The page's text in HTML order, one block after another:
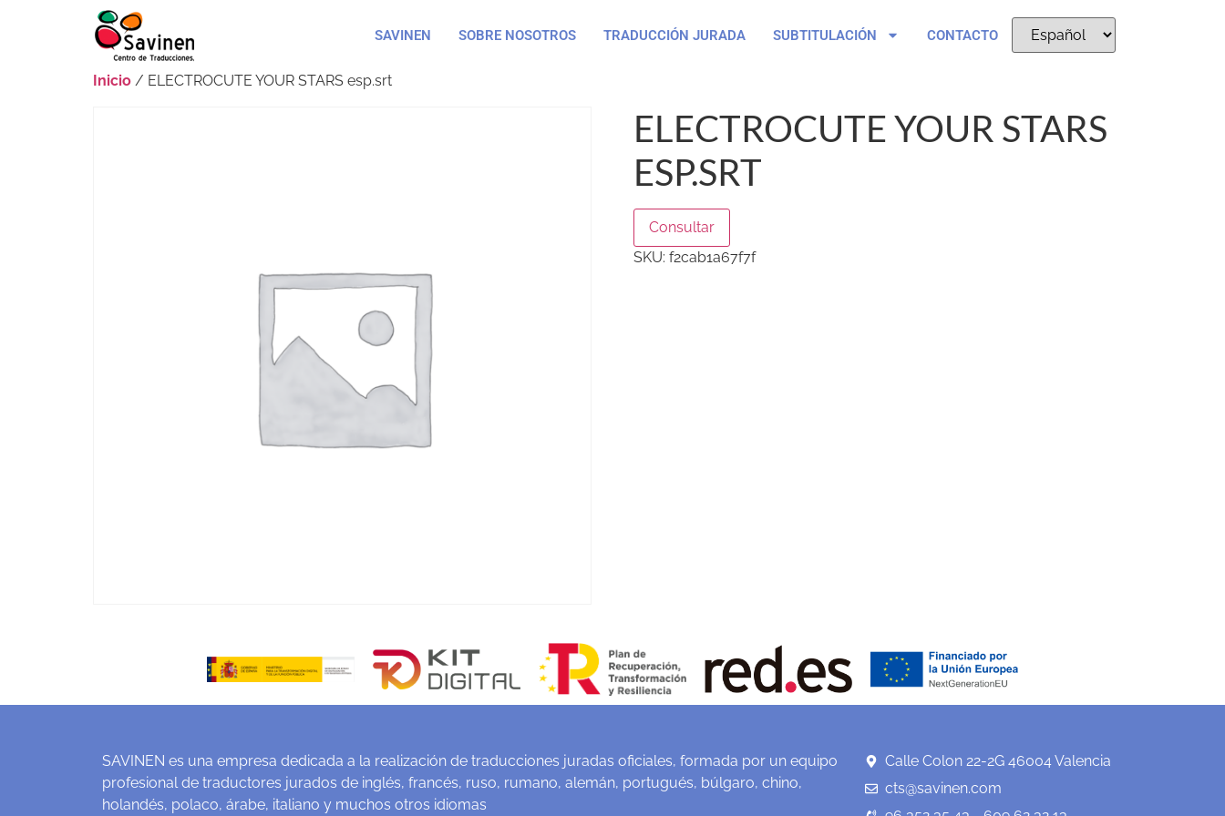
SAVINEN SOBRE NOSOTROS TRADUCCIÓN JURADA SUBTITULACIÓN CONTACTO
Inicio / ELECTROCUTE YOUR STARS esp.srt
ELECTROCUTE YOUR STARS
ESP.SRT
Consultar
SKU: f2cab1a67f7f
SAVINEN es una empresa dedicada a la realización de traducciones juradas oficiales, formada por un equipo
profesional de traductores jurados de inglés, francés, ruso, rumano, alemán, portugués, búlgaro, chino,
holandés, polaco, árabe, italiano y muchos otros idiomas
Calle Colon 22-2G 46004 Valencia
cts@savinen.com